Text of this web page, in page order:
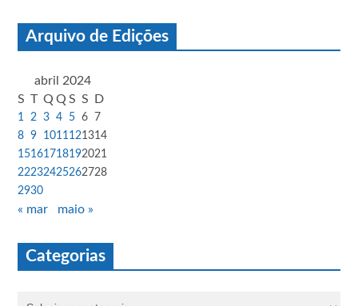
Arquivo de Edições
abril 2024
S T Q Q S S D
1 2 3 4 5 6
7
8 9 1011 121314
15161718192021
22232425262728
2930
« mar maio »
Categorias